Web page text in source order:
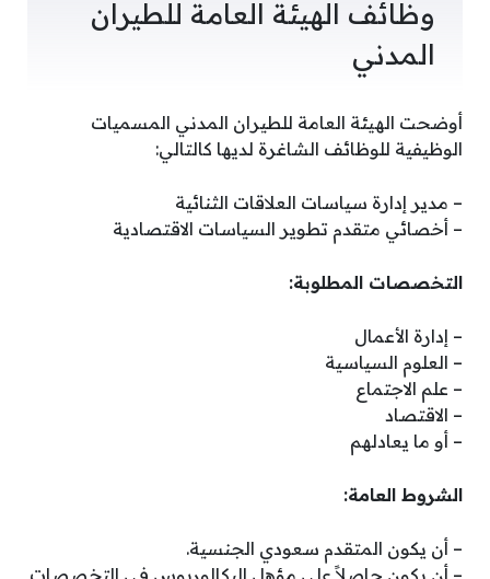
وظائف الهيئة العامة للطيران
المدني
أوضحت الهيئة العامة للطيران المدني المسميات
الوظيفية للوظائف الشاغرة لديها كالتالي:
– مدير إدارة سياسات العلاقات الثنائية
– أخصائي متقدم تطوير السياسات الاقتصادية
التخصصات المطلوبة:
– إدارة الأعمال
– العلوم السياسية
– علم الاجتماع
– الاقتصاد
– أو ما يعادلهم
الشروط العامة:
– أن يكون المتقدم سعودي الجنسية.
– أن يكون حاصلاً على مؤهل البكالوريوس في التخصصات